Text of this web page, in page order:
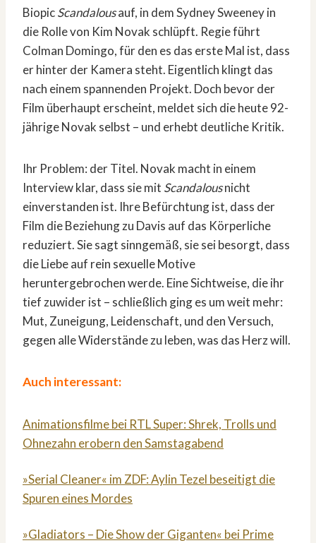
BiopicScandalousauf, in dem Sydney Sweeney in
die Rolle von Kim Novak schlüpft. Regie führt
Colman Domingo, für den es das erste Mal ist, dass
er hinter der Kamera steht. Eigentlich klingt das
nach einem spannenden Projekt. Doch bevor der
Film überhaupt erscheint, meldet sich die heute 92-
jährige Novak selbst – und erhebt deutliche Kritik.
Ihr Problem: der Titel. Novak macht in einem
Interview klar, dass sie mit Scandalousnicht
einverstanden ist. Ihre Befürchtung ist, dass der
Film die Beziehung zu Davis auf das Körperliche
reduziert. Sie sagt sinngemäß, sie sei besorgt, dass
die Liebe auf rein sexuelle Motive
heruntergebrochen werde. Eine Sichtweise, die ihr
tief zuwider ist – schließlich ging es um weit mehr:
Mut, Zuneigung, Leidenschaft, und den Versuch,
gegen alle Widerstände zu leben, was das Herz will.
Auch interessant:
Animationsfilme bei RTL Super: Shrek, Trolls und
Ohnezahn erobern den Samstagabend
»Serial Cleaner« im ZDF: Aylin Tezel beseitigt die
Spuren eines Mordes
»Gladiators – Die Show der Giganten« bei Prime